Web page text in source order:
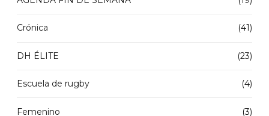
Crónica (41)
DH ÉLITE (23)
Escuela de rugby (4)
Femenino (3)